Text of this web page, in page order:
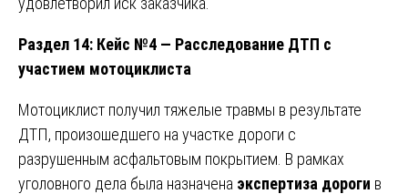
Раздел 14: Кейс №4 — Расследование ДТП с
участием мотоциклиста
Мотоциклист получил тяжелые травмы в результате
ДТП, произошедшего на участке дороги с
разрушенным асфальтовым покрытием. В рамках
уголовного дела была назначена экспертиза дороги в